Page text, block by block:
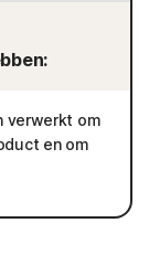
verwerkt om
en om